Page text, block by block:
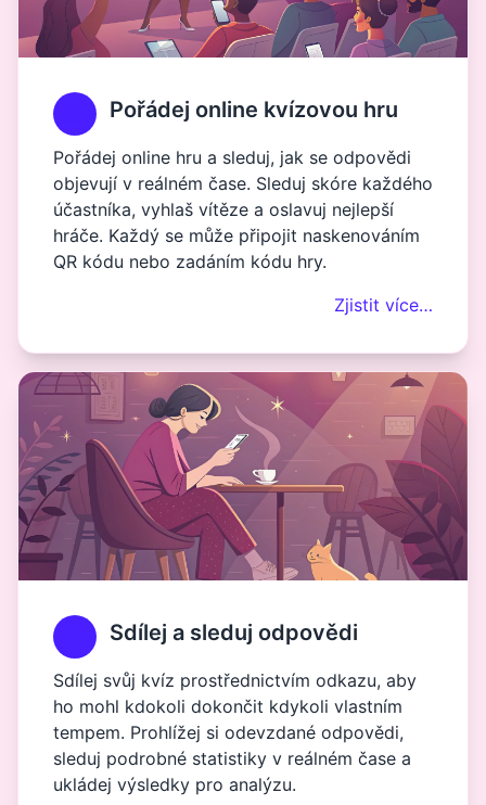
Pořádej online kvízovou hru
Pořádej online hru a sleduj, jak se odpovědi
objevují v reálném čase. Sleduj skóre každého
účastníka, vyhlaš vítěze a oslavuj nejlepší
hráče. Každý se může připojit naskenováním
QR kódu nebo zadáním kódu hry.
Zjistit více…
Sdílej a sleduj odpovědi
Sdílej svůj kvíz prostřednictvím odkazu, aby
ho mohl kdokoli dokončit kdykoli vlastním
tempem. Prohlížej si odevzdané odpovědi,
sleduj podrobné statistiky v reálném čase a
ukládej výsledky pro analýzu.